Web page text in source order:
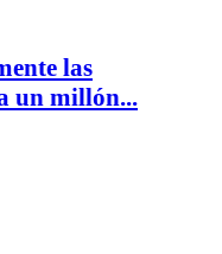
las
un millón...